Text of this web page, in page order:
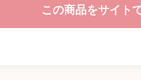
この商品をサイト